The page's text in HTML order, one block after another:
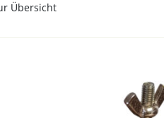
Übersicht